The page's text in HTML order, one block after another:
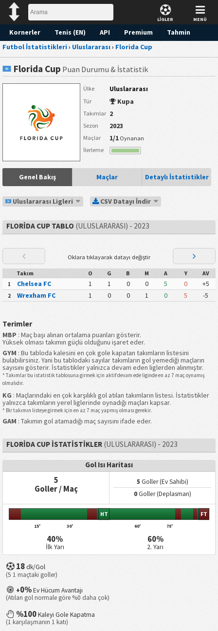
LİGLER MENÜ
Kornerler Tenis (EN) API Premium
Tahmin
Futbol İstatistikleri› Uluslararası› Florida Cup
Florida Cup Puan Durumu & İstatistik
Ülke Uluslararası
Tür Kupa
Takımlar 2
Sezon 2023
Maçlar 1/1Oynanan
İlerleme
Genel Bakış Maçlar Detaylı İstatistikler
Uluslararası Ligleri CSV Datayı İndir
FLORIDA CUP TABLO (ULUSLARARASI) - 2023
Oklara tıklayarak datayı değiştir
Takım O G B M A Y AV
1 Chelsea FC 1 1 0 0 5 0 +5
2 Wrexham FC 1 0 0 1 0 5 -5
Terimler
MBP : Maç başı alınan ortalama puanları gösterir.
Yüksek olması takımın güçlü olduğunu işaret eder.
GYM : Bu tabloda kalesini en çok gole kapatan takımların listesini
bulabilirsiniz. Yani bu tablodaki sayılar takımların gol yemediği maçların
sayısını gösterir. İstatistikler yalnızca devam eden liglerden alınmıştır.
* Takımlar bu istatistik tablosuna girmek için aktif devam ede liginde en az 7 maç oynamış
olmalıdır.
KG : Maçlarındaki en çok karşılıklı gol atılan takımların listesi. İstatistikler
yalnızca takımların yerel liglerinde oynadığı maçları kapsar.
* Bir takımın listeye girmek için en az 7 maç yapmış olması gerekir.
GAM : Takımın gol atamadığı maç sayısını ifade eder.
FLORIDA CUP İSTATISTIKLER(ULUSLARARASI) - 2023
Gol Isı Haritası
5
Goller / Maç
5 Goller (Ev Sahibi)
0Goller (Deplasman)
15' 30'
HT
60' 75'
FT
40%
İlk Yarı
60%
2. Yarı
18dk/Gol
(5 1 maçtaki goller)
+0% Ev Hücum Avantajı
(Atılan gol normale göre %0 daha çok)
%100Kaleyi Gole Kapatma
(1 karşılaşmanın 1 katı)